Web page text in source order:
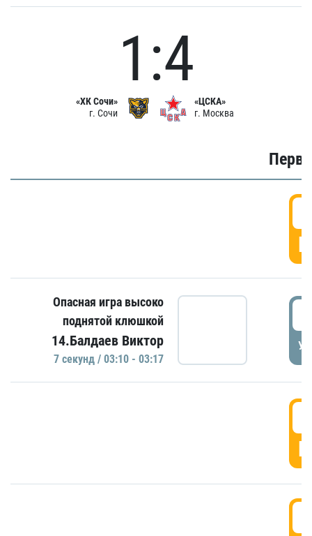
«ХК Сочи»
г. Сочи
1:4
«ЦСКА»
г. Москва
Опасная игра высоко
поднятой клюшкой
14.Балдаев Виктор
7 секунд / 03:10 - 03:17